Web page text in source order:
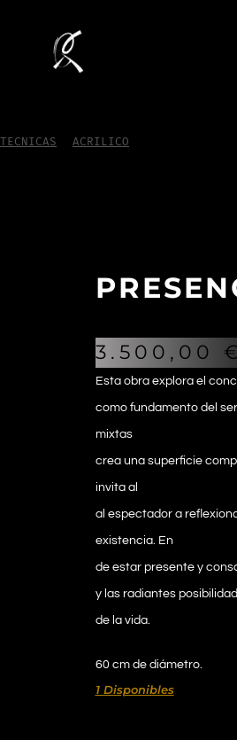
TECNICAS ACRILICO
3.500,00 €
Esta obra explora el
como fundamento del
mixtas
crea una superficie
invita al
al espectador a
existencia. En
de estar presente y
y las radiantes
de la vida.
60 cm de diámetro.
1 Disponibles